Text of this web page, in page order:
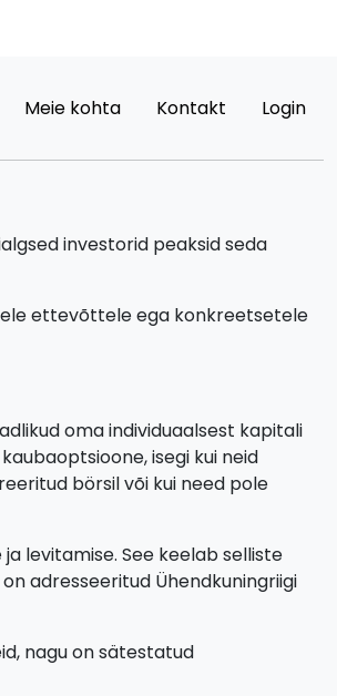
Meie kohta Kontakt Login
investorid peaksid seda
ettevõttele ega konkreetsetele
oma individuaalsest kapitali
isegi kui neid
börsil või kui need pole
levitamise. See keelab selliste
adresseeritud Ühendkuningriigi
nagu on sätestatud